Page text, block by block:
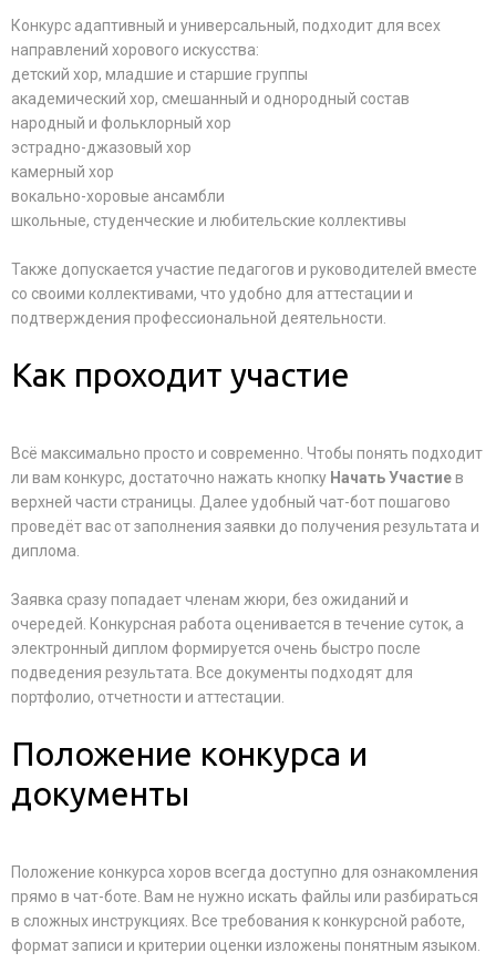
Конкурс адаптивный и универсальный, подходит для всех
направлений хорового искусства:
детский хор, младшие и старшие группы
академический хор, смешанный и однородный состав
народный и фольклорный хор
эстрадно-джазовый хор
камерный хор
вокально-хоровые ансамбли
школьные, студенческие и любительские коллективы
Также допускается участие педагогов и руководителей вместе
со своими коллективами, что удобно для аттестации и
подтверждения профессиональной деятельности.
Как проходит участие
Всё максимально просто и современно. Чтобы понять подходит
ли вам конкурс, достаточно нажать кнопку Начать Участиев
верхней части страницы. Далее удобный чат-бот пошагово
проведёт вас от заполнения заявки до получения результата и
диплома.
Заявка сразу попадает членам жюри, без ожиданий и
очередей. Конкурсная работа оценивается в течение суток, а
электронный диплом формируется очень быстро после
подведения результата. Все документы подходят для
портфолио, отчетности и аттестации.
Положение конкурса и
документы
Положение конкурса хоров всегда доступно для ознакомления
прямо в чат-боте. Вам не нужно искать файлы или разбираться
в сложных инструкциях. Все требования к конкурсной работе,
формат записи и критерии оценки изложены понятным языком.